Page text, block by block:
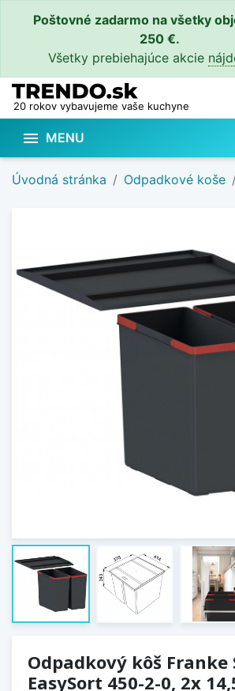
Poštovné zadarmo na všetky
250 €.
Všetky prebiehajúce akcie
20 rokov vybavujeme vaše kuchyne
 MENU
Úvodná stránka Odpadkové koše
Odpadkový kôš Franke
EasySort 450-2-0, 2x